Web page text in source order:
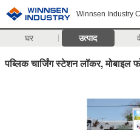
Winnsen Industry
घर उत्पाद
पब्लिक चार्जिंग स्टेशन लॉकर, मोबाइल